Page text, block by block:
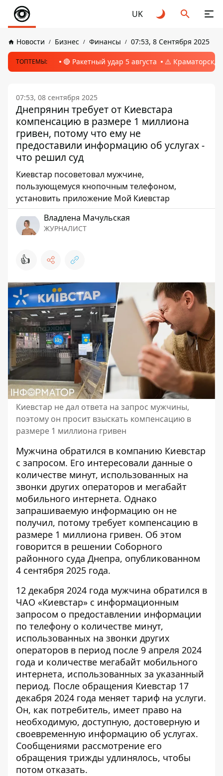
UK
Новости Бизнес Финансы 07:53, 8 Сентября 2025
ТОПТЕМЫ: 🔴 Ракетный удар 5 августа ⚠️ Краматорск,
07:53, 08 сентября 2025
Днепрянин требует от Киевстара
компенсацию в размере 1 миллиона
гривен, потому что ему не
предоставили информацию об услугах -
что решил суд
Киевстар посоветовал мужчине,
пользующемуся кнопочным телефоном,
установить приложение Мой Киевстар
Владлена Мачульская
ЖУРНАЛИСТ
👍
Киевстар не дал ответа на запрос мужчины,
поэтому он просит взыскать компенсацию в
размере 1 миллиона гривен
Мужчина обратился в компанию Киевстар
с запросом. Его интересовали данные о
количестве минут, использованных на
звонки других операторов и мегабайт
мобильного интернета. Однако
запрашиваемую информацию он не
получил, потому требует компенсацию в
размере 1 миллиона гривен. Об этом
говорится в решении Соборного
районного суда Днепра, опубликованном
4 сентября 2025 года.
12 декабря 2024 года мужчина обратился в
ЧАО «Киевстар» с информационным
запросом о предоставлении информации
по телефону о количестве минут,
использованных на звонки других
операторов в период после 9 апреля 2024
года и количестве мегабайт мобильного
интернета, использованных за указанный
период. После обращения Киевстар 17
декабря 2024 года меняет тариф на услуги.
Он, как потребитель, имеет право на
необходимую, доступную, достоверную и
своевременную информацию об услугах.
Сообщениями рассмотрение его
обращения трижды удлинялось, чтобы
потом отказать.